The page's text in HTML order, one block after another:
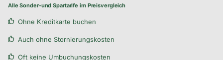
Alle Sonder-und Spartarife im Preisvergleich
Ohne Kreditkarte buchen
Auch ohne Stornierungskosten
Oft keine Umbuchungskosten